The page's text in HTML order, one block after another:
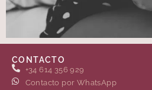
CONTACTO
+34 614 356 929
Contacto por WhatsApp